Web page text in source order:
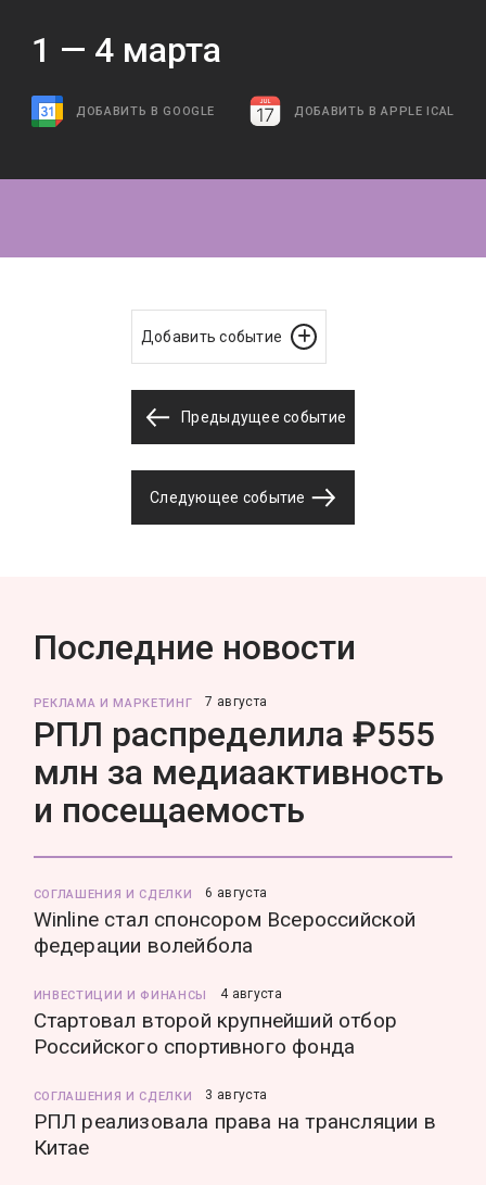
1 — 4марта
ДОБАВИТЬ В GOOGLE ДОБАВИТЬ В APPLE ICAL
Добавить событие
Предыдущее событие
Следующее событие
Последние новости
РЕКЛАМА И МАРКЕТИНГ 7 августа
РПЛ распределила ₽555
млн за медиаактивность
и посещаемость
СОГЛАШЕНИЯ И СДЕЛКИ 6 августа
Winline стал спонсором Всероссийской
федерации волейбола
ИНВЕСТИЦИИ И ФИНАНСЫ 4 августа
Стартовал второй крупнейший отбор
Российского спортивного фонда
СОГЛАШЕНИЯ И СДЕЛКИ 3 августа
РПЛ реализовала права на трансляции в
Китае